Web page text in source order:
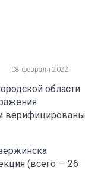
08 февраля 2022
области
верифицированы
(всего — 26